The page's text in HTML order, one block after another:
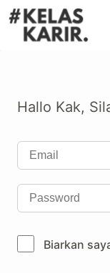
Hallo Kak,
Biarkan